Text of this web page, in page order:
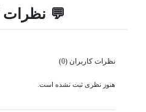
💬 نظرات
نظرات کاربران (0)
هنوز نظری ثبت نشده است.